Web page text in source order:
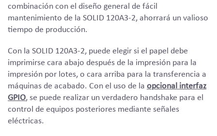
combinación con el diseño general de fácil
mantenimiento de la SOLID 120A3-2, ahorrará un valioso
tiempo de producción.
Con la SOLID 120A3-2, puede elegir si el papel debe
imprimirse cara abajo después de la impresión para la
impresión por lotes, o cara arriba para la transferencia a
máquinas de acabado. Con el uso de la opcional interfaz
GPIO, se puede realizar un verdadero handshake para el
control de equipos posteriores mediante señales
eléctricas.